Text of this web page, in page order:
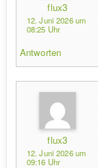
flux3
12. Juni 2026 um
08:25 Uhr
Antworten
flux3
12. Juni 2026 um
09:16 Uhr